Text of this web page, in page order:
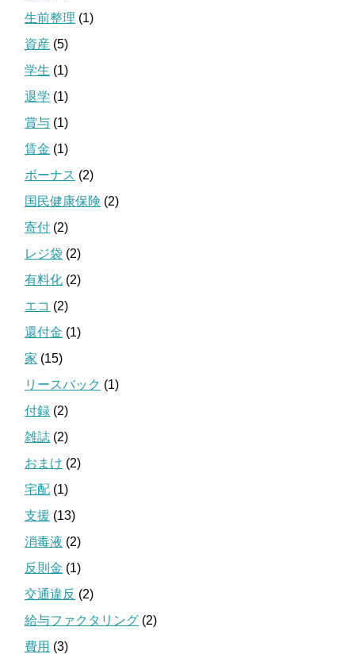
生前整理 (1)
資産 (5)
学生 (1)
退学 (1)
賞与 (1)
賃金 (1)
ボーナス (2)
国民健康保険 (2)
寄付 (2)
レジ袋 (2)
有料化 (2)
エコ (2)
還付金 (1)
家 (15)
リースバック (1)
付録 (2)
雑誌 (2)
おまけ (2)
宅配 (1)
支援 (13)
消毒液 (2)
反則金 (1)
交通違反 (2)
給与ファクタリング (2)
費用 (3)